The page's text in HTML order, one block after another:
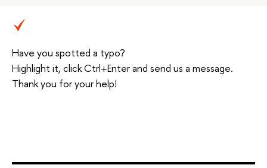
Have you spotted a typo?
Highlight it, click Ctrl+Enter and send us a message.
Thank you for your help!